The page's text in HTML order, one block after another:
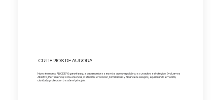
CRITERIOS DE AURORA
Nuestro marco ABCDEFG garantiza que cada nombre sea más que una palabra; es un activo estratégico. Evaluamos
Atractivo, Pertenencia, Conveniencia, Distinción, Evocación, Familiaridad y Alcance Geológico, equilibrando emoción,
claridad y protección desde el principio.